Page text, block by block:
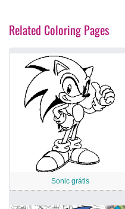
Related Coloring Pages
Sonic grátis